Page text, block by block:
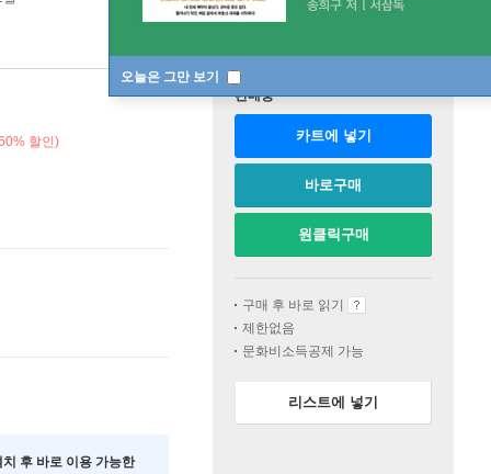
오늘은 그만 보기
할인)
후 바로 이용 가능한
판매중
카트에 넣기
바로구매
원클릭구매
구매 후 바로 읽기
제한없음
문화비소득공제 가능
리스트에 넣기